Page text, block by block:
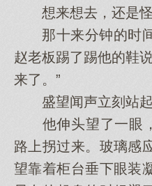
想来想去，还是怪
那十来分钟的时间
赵老板踢了踢他的鞋
来了。”
盛望闻声立刻站起
他伸头望了一眼，
路上拐过来。玻璃感
望靠着柜台垂下眼装